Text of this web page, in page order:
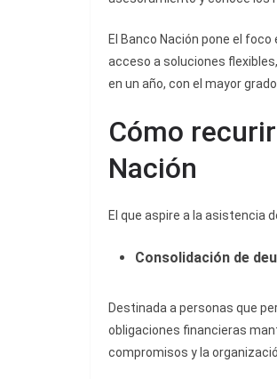
El Banco Nación pone el foco
acceso a soluciones
en un año, con el mayor
Cómo
Nación
El que aspire a la asistencia
Consolidación de
Destinada a personas que
obligaciones financieras
compromisos y la